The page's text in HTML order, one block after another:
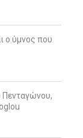
ο ύμνος που
Πενταγώνου,